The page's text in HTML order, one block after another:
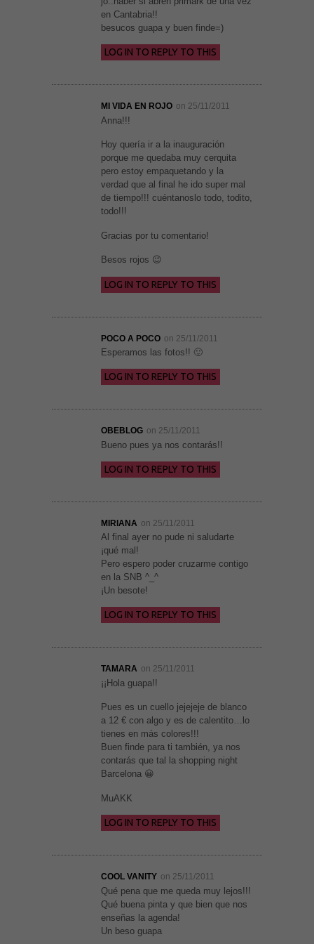
en Cantabria!!
besucos guapa y buen finde=)
LOG IN TO REPLY TO THIS
MI VIDA EN ROJO on 25/11/2011
Anna!!!
Hoy quería ir a la inauguración
porque me quedaba muy cerquita
pero estoy empaquetando y la
verdad que al final he ido super mal
de tiempo!!! cuéntanoslo todo, todito,
todo!!!
Gracias por tu comentario!
Besos rojos 😉
LOG IN TO REPLY TO THIS
POCO A POCO on 25/11/2011
Esperamos las fotos!! 🙂
LOG IN TO REPLY TO THIS
OBEBLOG on 25/11/2011
Bueno pues ya nos contarás!!
LOG IN TO REPLY TO THIS
MIRIANA on 25/11/2011
Al final ayer no pude ni saludarte
¡qué mal!
Pero espero poder cruzarme contigo
en la SNB ^_^
¡Un besote!
LOG IN TO REPLY TO THIS
TAMARA on 25/11/2011
¡¡Hola guapa!!
Pues es un cuello jejejeje de blanco
a 12 € con algo y es de calentito…lo
tienes en más colores!!!
Buen finde para ti también, ya nos
contarás que tal la shopping night
Barcelona 😀
MuAKK
LOG IN TO REPLY TO THIS
COOL VANITY on 25/11/2011
Qué pena que me queda muy lejos!!!
Qué buena pinta y que bien que nos
enseñas la agenda!
Un beso guapa
Necesarias
Estadísticas
cookies no
necesarias
para que
que
mejorar la
base a cómo
se usa la
web.
mejor posible
durante tu
algunas
funcionalidades
desaparecerán
de la web.